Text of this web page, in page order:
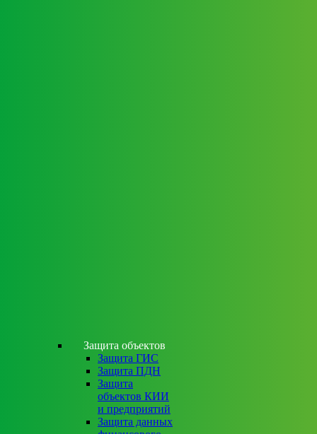
Защита объектов
Защита ГИС
Защита ПДН
Защита
объектов КИИ
и предприятий
Защита данных